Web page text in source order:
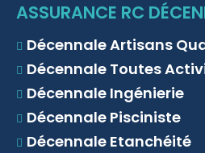
ASSURANCE RC
Décennale Artisans
Décennale Toutes
Décennale Ingénierie
Décennale Pisciniste
Décennale Etanchéité